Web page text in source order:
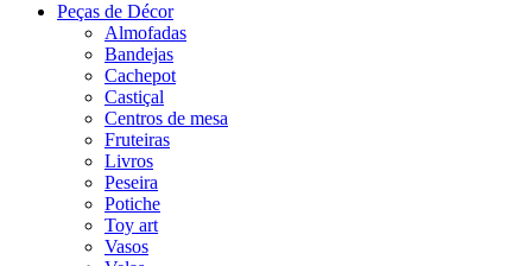
Peças de Décor
Almofadas
Bandejas
Cachepot
Castiçal
Centros de mesa
Fruteiras
Livros
Peseira
Potiche
Toy art
Vasos